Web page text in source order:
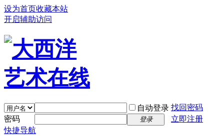
设为首页收藏本站
开启辅助访问
自动登录 找回密码
密码
登录
立即注册
快捷导航